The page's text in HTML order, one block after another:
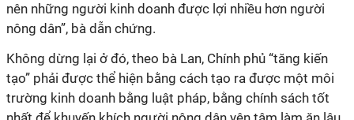
nên những người kinh doanh được lợi nhiều hơn người
nông dân”, bà dẫn chứng.
Không dừng lại ở đó, theo bà Lan, Chính phủ “tăng kiến
tạo” phải được thể hiện bằng cách tạo ra được một môi
trường kinh doanh bằng luật pháp, bằng chính sách tốt